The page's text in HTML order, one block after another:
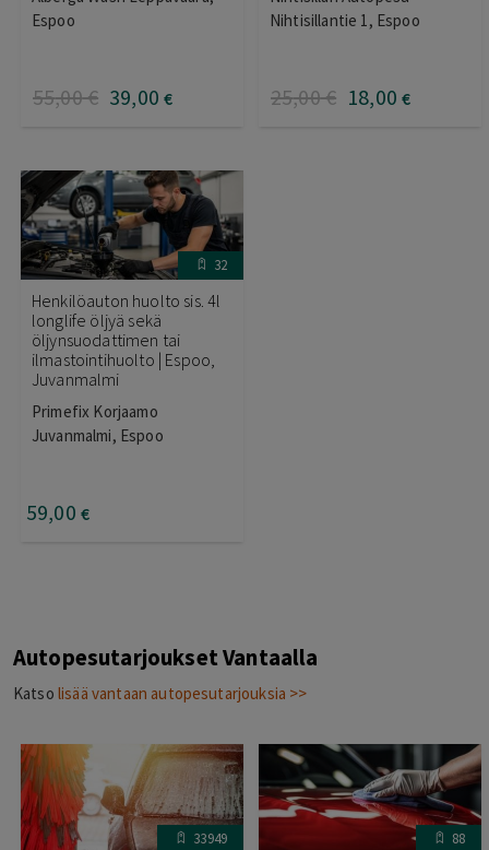
Espoo
55,00€ 39,00 €
Nihtisillantie 1, Espoo
25,00€ 18,00 €
32
Henkilöauton huolto sis. 4l
longlife öljyä sekä
öljynsuodattimen tai
ilmastointihuolto | Espoo,
Juvanmalmi
Primefix Korjaamo
Juvanmalmi, Espoo
59,00 €
Autopesutarjoukset Vantaalla
Katso lisää vantaan autopesutarjouksia >>
33949 88